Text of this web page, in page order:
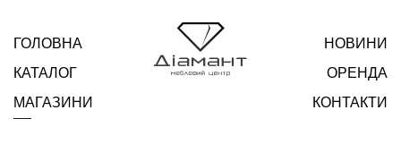
ГОЛОВНА
КАТАЛОГ
МАГАЗИНИ
НОВИНИ
ОРЕНДА
КОНТАКТИ